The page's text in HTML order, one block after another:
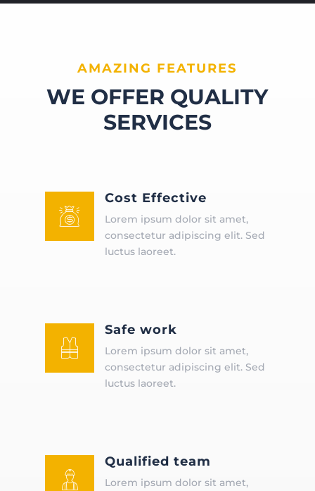
AMAZING FEATURES
WE OFFER QUALITY
SERVICES
󡥲
Cost Effective
Lorem ipsum dolor sit amet,
consectetur adipiscing elit. Sed
luctus laoreet.
󡥤
Safe work
Lorem ipsum dolor sit amet,
consectetur adipiscing elit. Sed
luctus laoreet.
󡥭
Qualified team
Lorem ipsum dolor sit amet,